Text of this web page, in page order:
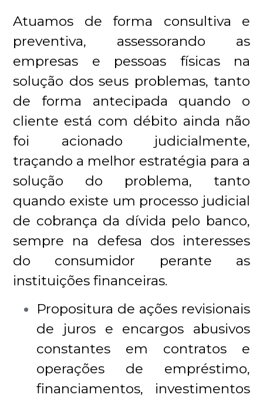
Atuamos de forma consultiva e
preventiva, assessorando as
empresas e pessoas físicas na
solução dos seus problemas, tanto
de forma antecipada quando o
cliente está com débito ainda não
foi acionado judicialmente,
traçando a melhor estratégia para a
solução do problema, tanto
quando existe um processo judicial
de cobrança da dívida pelo banco,
sempre na defesa dos interesses
do consumidor perante as
instituições financeiras.
Propositura de ações revisionais
de juros e encargos abusivos
constantes em contratos e
operações de empréstimo,
financiamentos, investimentos